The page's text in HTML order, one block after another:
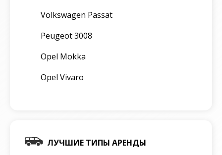
Volkswagen Passat
Peugeot 3008
Opel Mokka
Opel Vivaro
ЛУЧШИЕ ТИПЫ АРЕНДЫ